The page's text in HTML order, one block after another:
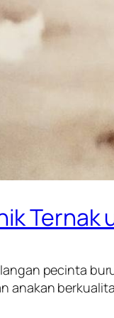
pecinta
anakan